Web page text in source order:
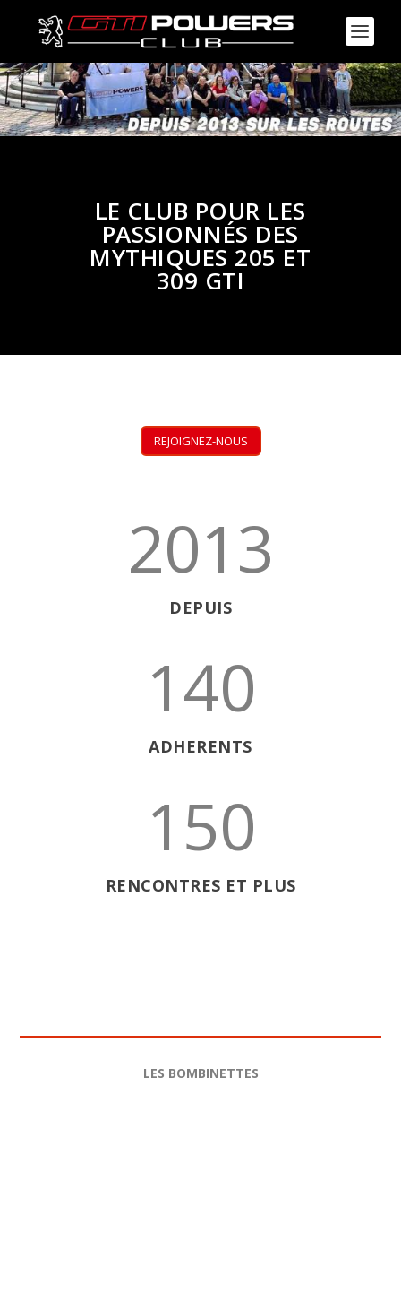
LE CLUB POUR LES
PASSIONNÉS DES
MYTHIQUES 205 ET
309 GTI
REJOIGNEZ-NOUS
2013
DEPUIS
140
ADHERENTS
150
RENCONTRES ET PLUS
LES BOMBINETTES